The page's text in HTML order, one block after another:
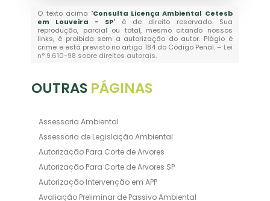
O texto acima "Consulta Licença Ambiental Cetesb
em Louveira - SP" é de direito reservado. Sua
reprodução, parcial ou total, mesmo citando nossos
links, é proibida sem a autorização do autor. Plágio é
crime e está previsto no artigo 184 do Código Penal. – Lei
n° 9.610-98 sobre direitos autorais.
OUTRAS PÁGINAS
Assessoria Ambiental
Assessoria de Legislação Ambiental
Autorização Para Corte de Arvores
Autorização Para Corte de Arvores SP
Autorização Intervenção em APP
Avaliação Preliminar de Passivo Ambiental